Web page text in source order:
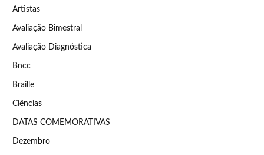
Artistas
Avaliação Bimestral
Avaliação Diagnóstica
Bncc
Braille
Ciências
DATAS COMEMORATIVAS
Dezembro